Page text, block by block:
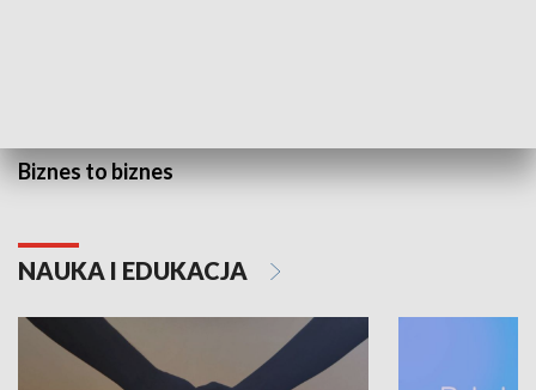
Biznes to biznes
NAUKA I EDUKACJA